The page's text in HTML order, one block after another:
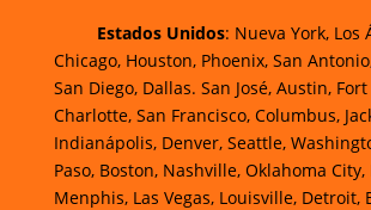
Estados Unidos: Nueva York, Los
Chicago, Houston, Phoenix, San
San Diego, Dallas. San José, Austin,
Charlotte, San Francisco, Columbus,
Indianápolis, Denver, Seattle,
Paso, Boston, Nashville, Oklahoma
Menphis, Las Vegas, Louisville, Detroit,